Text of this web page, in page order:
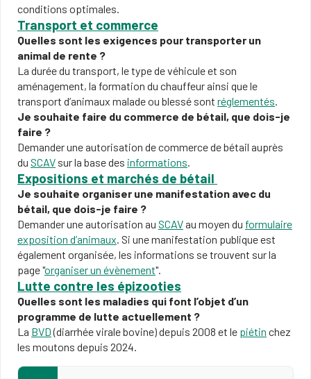
conditions optimales.
Transport et commerce
Quelles sont les exigences pour transporter un
animal de rente ?
La durée du transport, le type de véhicule et son
aménagement, la formation du chauffeur ainsi que le
transport d’animaux malade ou blessé sont réglementés.
Je souhaite faire du commerce de bétail, que dois-je
faire ?
Demander une autorisation de commerce de bétail auprès
du SCAV sur la base des informations.
Expositions et marchés de bétail
Je souhaite organiser une manifestation avec du
bétail, que dois-je faire ?
Demander une autorisation au SCAV au moyen du formulaire
exposition d’animaux. Si une manifestation publique est
également organisée, les informations se trouvent sur la
page "organiser un évènement".
Lutte contre les épizooties
Quelles sont les maladies qui font l’objet d’un
programme de lutte actuellement ?
La BVD(diarrhée virale bovine) depuis 2008 et le piétin chez
les moutons depuis 2024.